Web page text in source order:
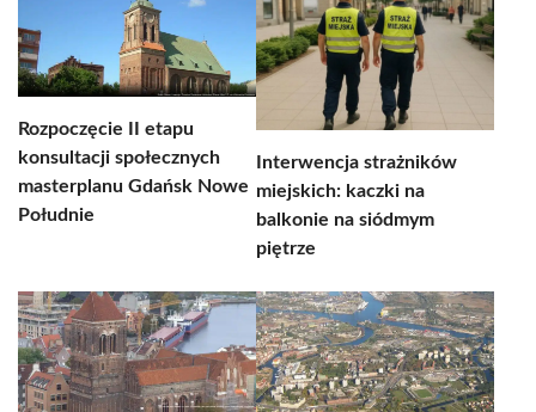
Rozpoczęcie II etapu
konsultacji społecznych
masterplanu Gdańsk Nowe
Południe
Interwencja strażników
miejskich: kaczki na
balkonie na siódmym
piętrze